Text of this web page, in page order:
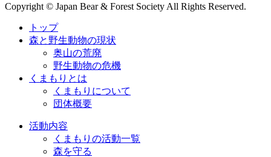
Copyright © Japan Bear & Forest Society All Rights Reserved.
トップ
森と野生動物の現状
奥山の荒廃
野生動物の危機
くまもりとは
くまもりについて
団体概要
活動内容
くまもりの活動一覧
森を守る